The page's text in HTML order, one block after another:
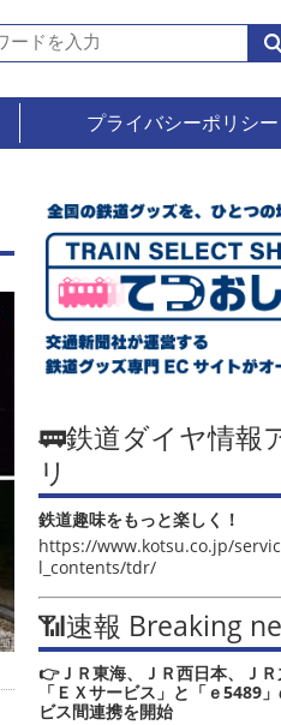
プライバシーポリシー
🚃鉄道ダイヤ情報
リ
鉄道趣味をもっと楽しく！
https://www.kotsu.co.jp/
l_contents/tdr/
📶速報 Breaking
👉ＪＲ東海、ＪＲ西日本、Ｊ
「ＥＸサービス」と「ｅ5489
ビス間連携を開始